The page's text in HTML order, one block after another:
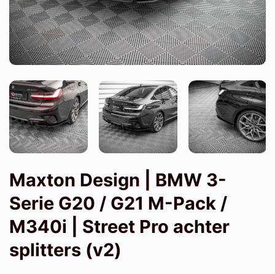
Maxton Design | BMW 3-
Serie G20 / G21 M-Pack /
M340i | Street Pro achter
splitters (v2)